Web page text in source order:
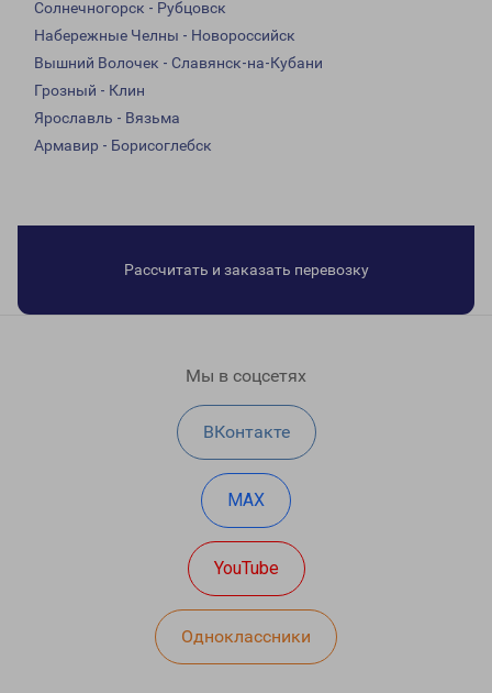
Солнечногорск - Рубцовск
Набережные Челны - Новороссийск
Вышний Волочек - Славянск-на-Кубани
Грозный - Клин
Ярославль - Вязьма
Армавир - Борисоглебск
Рассчитать и заказать перевозку
Мы в соцсетях
ВКонтакте
MAX
YouTube
Одноклассники